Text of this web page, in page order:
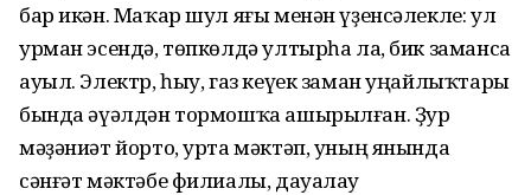
бар икән. Маҡар шул яғы менән үҙенсәлекле: ул
урман эсендә, төпкөлдә ултырһа ла, бик заманса
ауыл. Электр, һыу, газ кеүек заман уңайлыҡтары
бында әүәлдән тормошҡа ашырылған. Ҙур
мәҙәниәт йорто, урта мәктәп, уның янында
сәнғәт мәктәбе филиалы, дауалау